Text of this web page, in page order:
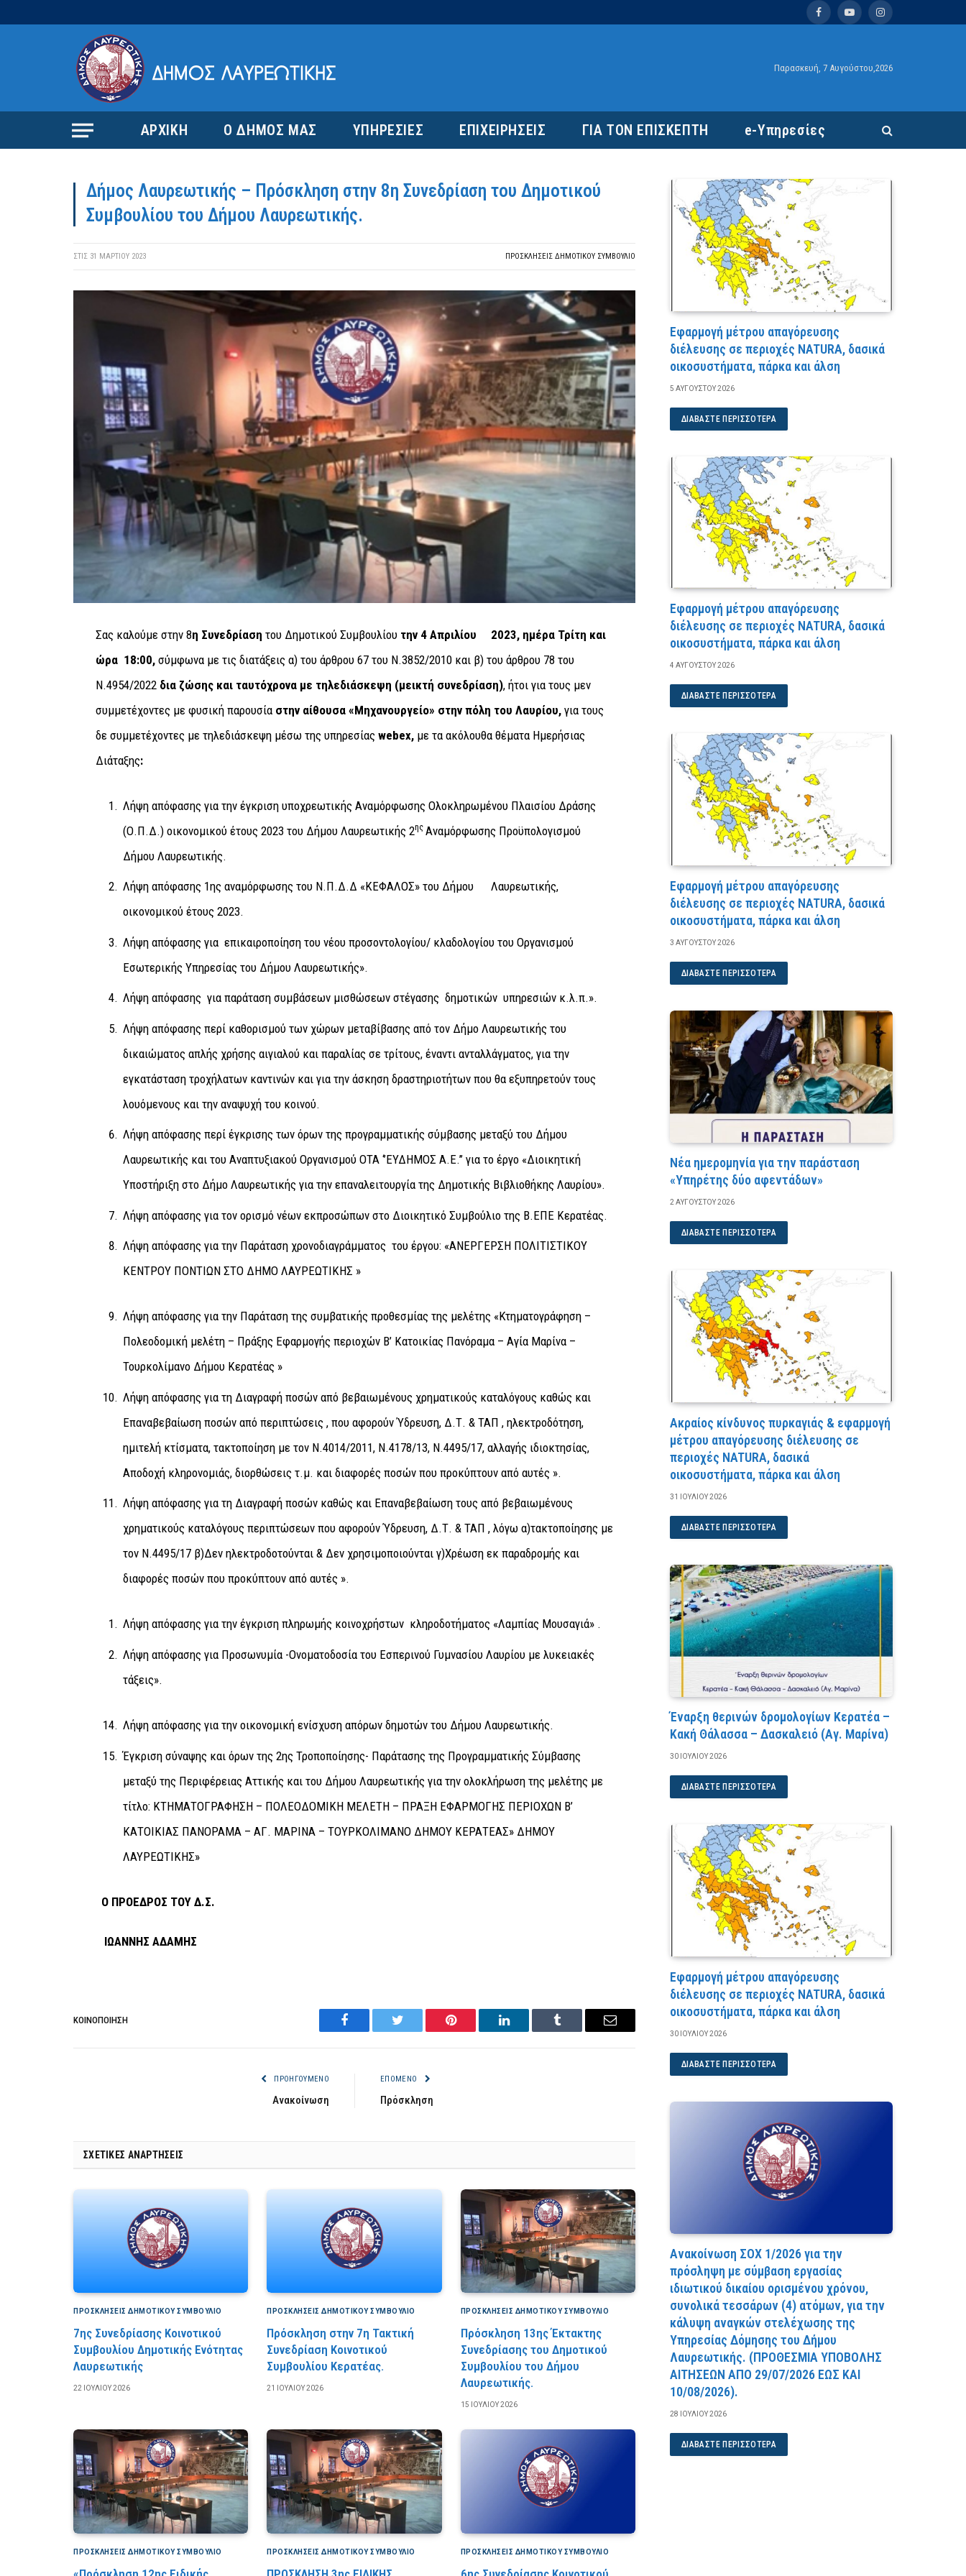
FacebookYouTubeInstagram
Παρασκευή, 7 Αυγούστου,2026
ΑΡΧΙΚΗ Ο ΔΗΜΟΣ ΜΑΣ ΥΠΗΡΕΣΙΕΣ ΕΠΙΧΕΙΡΗΣΕΙΣ ΓΙΑ ΤΟΝ ΕΠΙΣΚΕΠΤΗ e-Υπηρεσίες
Δήμος Λαυρεωτικής – Πρόσκληση στην 8η Συνεδρίαση του Δημοτικού
Συμβουλίου του Δήμου Λαυρεωτικής.
ΣΤΙΣ 31 ΜΑΡΤΊΟΥ 2023 ΠΡΟΣΚΛΉΣΕΙΣ ΔΗΜΟΤΙΚΟΎ ΣΥΜΒΟΎΛΙΟ
Σας καλούμε στην 8η Συνεδρίαση του Δημοτικού Συμβουλίου την 4 Aπριλίου 2023, ημέρα Τρίτη και
ώρα 18:00, σύμφωνα με τις διατάξεις α) του άρθρου 67 του Ν.3852/2010 και β) του άρθρου 78 του
Ν.4954/2022δια ζώσης και ταυτόχρονα με τηλεδιάσκεψη (μεικτή συνεδρίαση), ήτοι για τους μεν
συμμετέχοντες με φυσική παρουσία στην αίθουσα «Μηχανουργείο» στην πόλη του Λαυρίου,για τους
δε συμμετέχοντες με τηλεδιάσκεψη μέσω της υπηρεσίας webex, με τα ακόλουθα θέματα Ημερήσιας
Διάταξης:
Λήψη απόφασης για την έγκριση υποχρεωτικής Αναμόρφωσης Ολοκληρωμένου Πλαισίου Δράσης
(Ο.Π.Δ.) οικονομικού έτους 2023 του Δήμου Λαυρεωτικής 2ης Αναμόρφωσης Προϋπολογισμού
Δήμου Λαυρεωτικής.
Λήψη απόφασης 1ης αναμόρφωσης του Ν.Π.Δ.Δ «ΚΕΦΑΛΟΣ» του Δήμου Λαυρεωτικής,
οικονομικού έτους 2023.
Λήψη απόφασης για επικαιροποίηση του νέου προσοντολογίου/ κλαδολογίου του Οργανισμού
Εσωτερικής Υπηρεσίας του Δήμου Λαυρεωτικής».
Λήψη απόφασης για παράταση συμβάσεων μισθώσεων στέγασης δημοτικών υπηρεσιών κ.λ.π.».
Λήψη απόφασης περί καθορισμού των χώρων μεταβίβασης από τον Δήμο Λαυρεωτικής του
δικαιώματος απλής χρήσης αιγιαλού και παραλίας σε τρίτους, έναντι ανταλλάγματος, για την
εγκατάσταση τροχήλατων καντινών και για την άσκηση δραστηριοτήτων που θα εξυπηρετούν τους
λουόμενους και την αναψυχή του κοινού.
Λήψη απόφασης περί έγκρισης των όρων της προγραμματικής σύμβασης μεταξύ του Δήμου
Λαυρεωτικής και του Αναπτυξιακού Οργανισμού ΟΤΑ ‘’ΕΥΔΗΜΟΣ Α.Ε.’’ για το έργο «Διοικητική
Υποστήριξη στο Δήμο Λαυρεωτικής για την επαναλειτουργία της Δημοτικής Βιβλιοθήκης Λαυρίου».
Λήψη απόφασης για τον ορισμό νέων εκπροσώπων στο Διοικητικό Συμβούλιο της Β.ΕΠΕ Κερατέας.
Λήψη απόφασης για την Παράταση χρονοδιαγράμματος του έργου: «ΑΝΕΡΓΕΡΣΗ ΠΟΛΙΤΙΣΤΙΚΟΥ
ΚΕΝΤΡΟΥ ΠΟΝΤΙΩΝ ΣΤΟ ΔΗΜΟ ΛΑΥΡΕΩΤΙΚΗΣ »
Λήψη απόφασης για την Παράταση της συμβατικής προθεσμίας της μελέτης «Κτηματογράφηση –
Πολεοδομική μελέτη – Πράξης Εφαρμογής περιοχών Β’ Κατοικίας Πανόραμα – Αγία Μαρίνα –
Τουρκολίμανο Δήμου Κερατέας »
Λήψη απόφασης για τη Διαγραφή ποσών από βεβαιωμένους χρηματικούς καταλόγους καθώς και
Επαναβεβαίωση ποσών από περιπτώσεις , που αφορούν Ύδρευση, Δ.Τ. & ΤΑΠ , ηλεκτροδότηση,
ημιτελή κτίσματα, τακτοποίηση με τον Ν.4014/2011, Ν.4178/13, Ν.4495/17, αλλαγής ιδιοκτησίας,
Αποδοχή κληρονομιάς, διορθώσεις τ.μ. και διαφορές ποσών που προκύπτουν από αυτές ».
Λήψη απόφασης για τη Διαγραφή ποσών καθώς και Επαναβεβαίωση τους από βεβαιωμένους
χρηματικούς καταλόγους περιπτώσεων που αφορούν Ύδρευση, Δ.Τ. & ΤΑΠ , λόγω α)τακτοποίησης με
τον Ν.4495/17 β)Δεν ηλεκτροδοτούνται & Δεν χρησιμοποιούνται γ)Χρέωση εκ παραδρομής και
διαφορές ποσών που προκύπτουν από αυτές ».
Λήψη απόφασης για την έγκριση πληρωμής κοινοχρήστων κληροδοτήματος «Λαμπίας Μουσαγιά» .
Λήψη απόφασης για Προσωνυμία -Ονοματοδοσία του Εσπερινού Γυμνασίου Λαυρίου με λυκειακές
τάξεις».
Λήψη απόφασης για την οικονομική ενίσχυση απόρων δημοτών του Δήμου Λαυρεωτικής.
Έγκριση σύναψης και όρων της 2ης Τροποποίησης- Παράτασης της Προγραμματικής Σύμβασης
μεταξύ της Περιφέρειας Αττικής και του Δήμου Λαυρεωτικής για την ολοκλήρωση της μελέτης με
τίτλο: ΚΤΗΜΑΤΟΓΡΑΦΗΣΗ – ΠΟΛΕΟΔΟΜΙΚΗ ΜΕΛΕΤΗ – ΠΡΑΞΗ ΕΦΑΡΜΟΓΗΣ ΠΕΡΙΟΧΩΝ Β’
ΚΑΤΟΙΚΙΑΣ ΠΑΝΟΡΑΜΑ – ΑΓ. ΜΑΡΙΝΑ – ΤΟΥΡΚΟΛΙΜΑΝΟ ΔΗΜΟΥ ΚΕΡΑΤΕΑΣ» ΔΗΜΟΥ
ΛΑΥΡΕΩΤΙΚΗΣ»
Ο ΠΡΟΕΔΡΟΣ ΤΟΥ Δ.Σ.
ΙΩΑΝΝΗΣ ΑΔΑΜΗΣ
ΚΟΙΝΟΠΟΊΗΣΗ
Facebook Twitter Pinterest LinkedIn Tumblr Email
ΠΡΟΗΓΟΎΜΕΝΟ
Ανακοίνωση
ΕΠΌΜΕΝΟ
Πρόσκληση
ΣΧΕΤΙΚΈΣ ΑΝΑΡΤΉΣΕΙΣ
ΠΡΟΣΚΛΉΣΕΙΣ ΔΗΜΟΤΙΚΟΎ ΣΥΜΒΟΎΛΙΟ
7ης Συνεδρίασης Κοινοτικού
Συμβουλίου Δημοτικής Ενότητας
Λαυρεωτικής
22 ΙΟΥΛΊΟΥ 2026
ΠΡΟΣΚΛΉΣΕΙΣ ΔΗΜΟΤΙΚΟΎ ΣΥΜΒΟΎΛΙΟ
Πρόσκληση στην 7η Τακτική
Συνεδρίαση Κοινοτικού
Συμβουλίου Κερατέας.
21 ΙΟΥΛΊΟΥ 2026
ΠΡΟΣΚΛΉΣΕΙΣ ΔΗΜΟΤΙΚΟΎ ΣΥΜΒΟΎΛΙΟ
Πρόσκληση 13ης Έκτακτης
Συνεδρίασης του Δημοτικού
Συμβουλίου του Δήμου
Λαυρεωτικής.
15 ΙΟΥΛΊΟΥ 2026
ΠΡΟΣΚΛΉΣΕΙΣ ΔΗΜΟΤΙΚΟΎ ΣΥΜΒΟΎΛΙΟ ΠΡΟΣΚΛΉΣΕΙΣ ΔΗΜΟΤΙΚΟΎ ΣΥΜΒΟΎΛΙΟ ΠΡΟΣΚΛΉΣΕΙΣ ΔΗΜΟΤΙΚΟΎ ΣΥΜΒΟΎΛΙΟ
Εφαρμογή μέτρου απαγόρευσης
διέλευσης σε περιοχές NATURA, δασικά
οικοσυστήματα, πάρκα και άλση
5 ΑΥΓΟΎΣΤΟΥ 2026
ΔΙΑΒΆΣΤΕ ΠΕΡΙΣΣΌΤΕΡΑ
Εφαρμογή μέτρου απαγόρευσης
διέλευσης σε περιοχές NATURA, δασικά
οικοσυστήματα, πάρκα και άλση
4 ΑΥΓΟΎΣΤΟΥ 2026
ΔΙΑΒΆΣΤΕ ΠΕΡΙΣΣΌΤΕΡΑ
Εφαρμογή μέτρου απαγόρευσης
διέλευσης σε περιοχές NATURA, δασικά
οικοσυστήματα, πάρκα και άλση
3 ΑΥΓΟΎΣΤΟΥ 2026
ΔΙΑΒΆΣΤΕ ΠΕΡΙΣΣΌΤΕΡΑ
Νέα ημερομηνία για την παράσταση
«Υπηρέτης δύο αφεντάδων»
2 ΑΥΓΟΎΣΤΟΥ 2026
ΔΙΑΒΆΣΤΕ ΠΕΡΙΣΣΌΤΕΡΑ
Ακραίος κίνδυνος πυρκαγιάς & εφαρμογή
μέτρου απαγόρευσης διέλευσης σε
περιοχές NATURA, δασικά
οικοσυστήματα, πάρκα και άλση
31 ΙΟΥΛΊΟΥ 2026
ΔΙΑΒΆΣΤΕ ΠΕΡΙΣΣΌΤΕΡΑ
Έναρξη θερινών δρομολογίων Κερατέα –
Κακή Θάλασσα – Δασκαλειό (Αγ. Μαρίνα)
30 ΙΟΥΛΊΟΥ 2026
ΔΙΑΒΆΣΤΕ ΠΕΡΙΣΣΌΤΕΡΑ
Εφαρμογή μέτρου απαγόρευσης
διέλευσης σε περιοχές NATURA, δασικά
οικοσυστήματα, πάρκα και άλση
30 ΙΟΥΛΊΟΥ 2026
ΔΙΑΒΆΣΤΕ ΠΕΡΙΣΣΌΤΕΡΑ
Ανακοίνωση ΣΟΧ 1/2026 για την
πρόσληψη με σύμβαση εργασίας
ιδιωτικού δικαίου ορισμένου χρόνου,
συνολικά τεσσάρων (4) ατόμων, για την
κάλυψη αναγκών στελέχωσης της
Υπηρεσίας Δόμησης του Δήμου
Λαυρεωτικής. (ΠPOΘEΣMIA YΠOBOΛHΣ
AITHΣEΩN AΠO 29/07/2026 EΩΣ KAI
10/08/2026).
28 ΙΟΥΛΊΟΥ 2026
ΔΙΑΒΆΣΤΕ ΠΕΡΙΣΣΌΤΕΡΑ